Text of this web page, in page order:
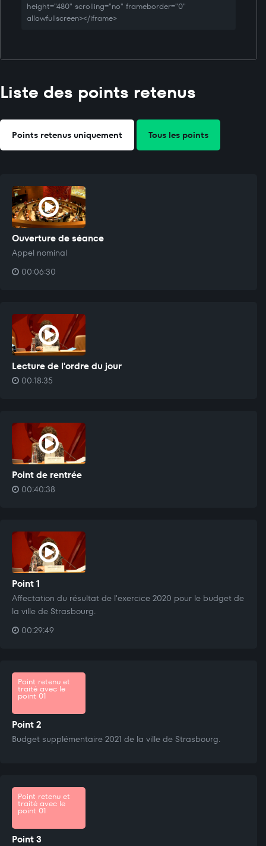
height="480" scrolling="no" frameborder="0"
allowfullscreen></iframe>
Liste des points retenus
Points retenus uniquement Tous les points
Ouverture de séance
Appel nominal
00:06:30
Lecture de l'ordre du jour
00:18:35
Point de rentrée
00:40:38
Point 1
Affectation du résultat de l'exercice 2020 pour le budget de
la ville de Strasbourg.
00:29:49
Point retenu et
traité avec le
point 01
Point 2
Budget supplémentaire 2021 de la ville de Strasbourg.
Point retenu et
traité avec le
point 01
Point 3